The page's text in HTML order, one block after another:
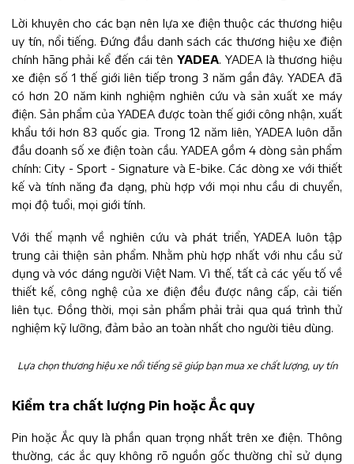
Lời khuyên cho các bạn nên lựa xe điện thuộc các thương hiệu
uy tín, nổi tiếng. Đứng đầu danh sách các thương hiệu xe điện
chính hãng phải kể đến cái tênYADEA. YADEA là thương hiệu
xe điện số 1 thế giới liên tiếp trong 3 năm gần đây. YADEA đã
có hơn 20 năm kinh nghiệm nghiên cứu và sản xuất xe máy
điện. Sản phẩm của YADEA được toàn thế giới công nhận, xuất
khẩu tới hơn 83 quốc gia. Trong 12 năm liên, YADEA luôn dẫn
đầu doanh số xe điện toàn cầu. YADEA gồm 4 dòng sản phẩm
chính: City - Sport - Signature và E-bike. Các dòng xe với thiết
kế và tính năng đa dạng, phù hợp với mọi nhu cầu di chuyển,
mọi độ tuổi, mọi giới tính.
Với thế mạnh về nghiên cứu và phát triển, YADEA luôn tập
trung cải thiện sản phẩm. Nhằm phù hợp nhất với nhu cầu sử
dụng và vóc dáng người Việt Nam. Vì thế, tất cả các yếu tố về
thiết kế, công nghệ của xe điện đều được nâng cấp, cải tiến
liên tục. Đồng thời, mọi sản phẩm phải trải qua quá trình thử
nghiệm kỹ lưỡng, đảm bảo an toàn nhất cho người tiêu dùng.
Lựa chọn thương hiệu xe nổi tiếng sẽ giúp bạn mua xe chất lượng, uy tín
Kiểm tra chất lượng Pin hoặc Ắc quy
Pin hoặc Ắc quy là phần quan trọng nhất trên xe điện. Thông
thường, các ắc quy không rõ nguồn gốc thường chỉ sử dụng